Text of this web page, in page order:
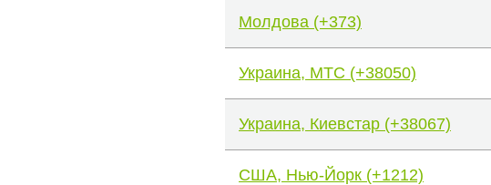
Молдова (+373)
Украина, МТС (+38050)
Украина, Киевстар (+38067)
США, Нью-Йорк (+1212)